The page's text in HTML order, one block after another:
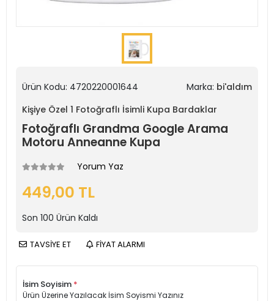
Ürün Kodu: 4720220001644 Marka: bi'aldım
Kişiye Özel 1 Fotoğraflı İsimli Kupa Bardaklar
Fotoğraflı Grandma Google Arama
Motoru Anneanne Kupa
Yorum Yaz
449,00 TL
Son 100 Ürün Kaldı
TAVSİYE ET FİYAT ALARMI
İsim Soyisim *
Ürün Üzerine Yazılacak İsim Soyismi Yazınız